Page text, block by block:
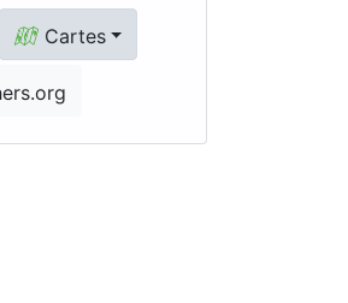
Cartes